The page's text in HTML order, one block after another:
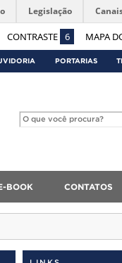
CONTRASTE 6 MAPA
Legislação
PORTARIAS
BOOK CONTATOS